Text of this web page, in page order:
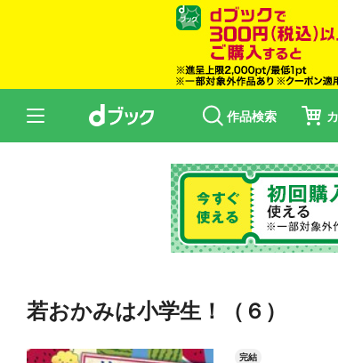
作品検索
若おかみは小学生！（６）
完結